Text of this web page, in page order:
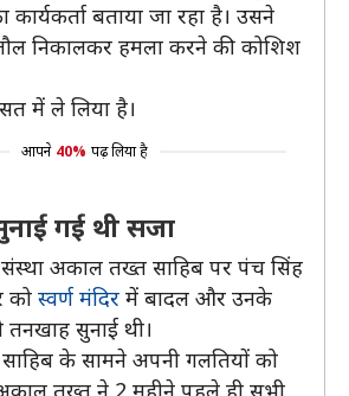
बताया जा रहा है। उसने
निकालकर हमला करने की कोशिश
में ले लिया है।
आपने 40% पढ़ लिया है
गई थी सजा
संस्था अकाल तख्त साहिब पर पंच सिंह
को स्वर्ण मंदिर में बादल और उनके
तनखाह सुनाई थी।
के सामने अपनी गलतियों को
तख्त ने 2 महीने पहले ही सभी